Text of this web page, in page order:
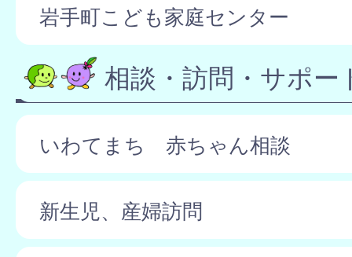
岩手町こども家庭センター
相談・訪問・サポー
いわてまち 赤ちゃん相談
新生児、産婦訪問